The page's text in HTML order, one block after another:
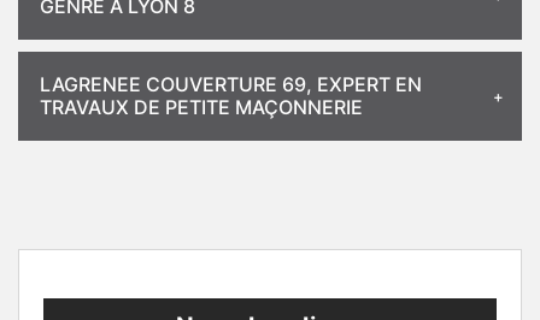
GENRE À LYON 8
LAGRENEE COUVERTURE 69, EXPERT EN
TRAVAUX DE PETITE MAÇONNERIE